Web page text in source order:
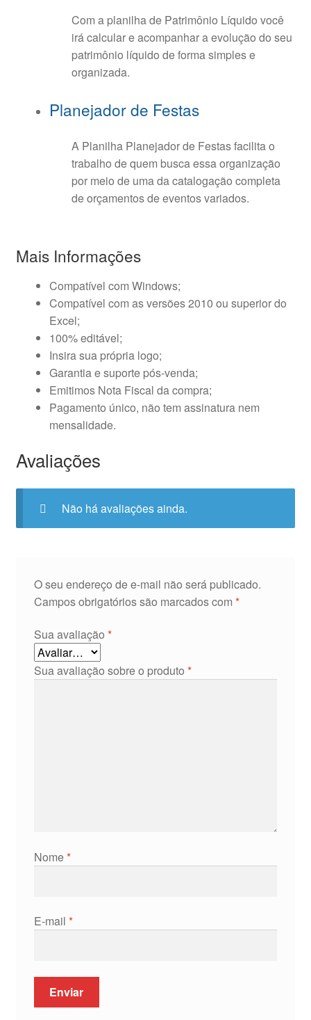
Com a planilha de Patrimônio Líquido você
irá calcular e acompanhar a evolução do seu
patrimônio líquido de forma simples e
organizada.
Planejador de Festas
A Planilha Planejador de Festas facilita o
trabalho de quem busca essa organização
por meio de uma da catalogação completa
de orçamentos de eventos variados.
Mais Informações
Compatível com Windows;
Compatível com as versões 2010 ou superior do
Excel;
100% editável;
Insira sua própria logo;
Garantia e suporte pós-venda;
Emitimos Nota Fiscal da compra;
Pagamento único, não tem assinatura nem
mensalidade.
Avaliações
Não há avaliações ainda.
O seu endereço de e-mail não será publicado.
Campos obrigatórios são marcados com *
Sua avaliação *
Sua avaliação sobre o produto *
Nome*
E-mail *